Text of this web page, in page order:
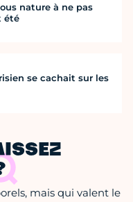
nature à ne pas
été
se cachait sur les
mais qui valent le